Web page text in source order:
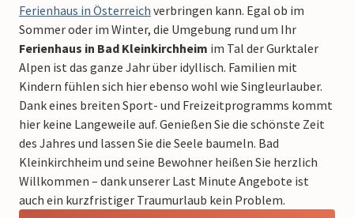
Ferienhaus in Österreich verbringen kann. Egal ob im
Sommer oder im Winter, die Umgebung rund um Ihr
Ferienhaus in Bad Kleinkirchheim im Tal der Gurktaler
Alpen ist das ganze Jahr über idyllisch. Familien mit
Kindern fühlen sich hier ebenso wohl wie Singleurlauber.
Dank eines breiten Sport- und Freizeitprogramms kommt
hier keine Langeweile auf. Genießen Sie die schönste Zeit
des Jahres und lassen Sie die Seele baumeln. Bad
Kleinkirchheim und seine Bewohner heißen Sie herzlich
Willkommen – dank unserer Last Minute Angebote ist
auch ein kurzfristiger Traumurlaub kein Problem.